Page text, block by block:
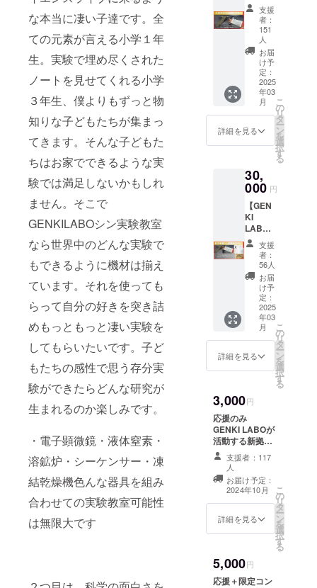
な本当に凄い子達です。全
ての元素が言える小学１年
生。実験で埋め尽くされた
ノートを見せてくれる小学
３年生、僕よりもずっと物
知りな子どもたちが集まっ
てきます。そんな子どもた
ちはお家でできるような実
験では満足しないかもしれ
ません。そこで
GENKILABOシン実験教室
なら世界中のどんな実験で
もできるように機材は揃え
ています。それを使っても
らって自分の好きを突き詰
めもっともっと凄い実験を
してもらいたいです。子ど
もたちの感性で思う存分実
験ができたらどんな研究が
生まれるのか楽しみです。
・電子顕微鏡・液体窒素・
溶鉱炉・シーケンサー・凍
結乾燥機色んな器具を組み
合わせての実験教室可能性
は無限大です
す。 さ
らに、
ロード
クロサ
イトの
原石も
セット
になっ
ていま
す！ 本
石と版
画を一
楽しみ
くださ
い。 こ
ちらの
版画
は、
GENKI
LABO
クラウ
ドファ
ンディ
ングの
みの販
売とな
りま
す。 限
定100枚
です
が、実
購入数
分のみ
の限定
制作と
なりま
す。
(例)30
枚販売
の場
合 エ
ション
は〇/30
※エディ
ナン
バーは
しま
す。 午
前午後
の振り
分けは
人数状
況を見
て決め
させて
す。 午
前午後
参加で
きない
場合、
ご相談
くださ
い。 保
険加入
あり(追
加費用
は発生
しませ
による
対応の
変更に
大雨、
または
による
河川の
増水が
ある場
GENKI
のラボ
での化
石発掘
体験を
合場所
の変更
も？
https://
youtu.b
e/pwdjd
ZViSvI?
feature
=share
d ラン
ダム10
種セッ
届けし
ます。
ものが
入って
いま
す。）
※ケース
に入っ
た状態
で届き
ます。
※写真以
外の元
素が含
まれる
場合も
完全ラ
ンダム
素の種
類を指
定いた
だくこ
とはで
きませ
複数点
購入い
ただい
た場合
る可能
性があ
りま
LABO
人気商
品セッ
ト】 限
定記念
ネクタ
イ＋限
定記念
ver.飛び
出る周
期表
ボール
オンラ
イン
プでも
人気の
高い2商
品を、
クラウ
ドファ
ンディ
ング限
定デザ
インで
お届け
しま
す！ ・
限定記
柄ブ
GENKI
LABO
ファン
の中で
気のベ
ンゼン
シリー
ズが、
クラウ
ドファ
ング限
定特別
バー
支援
者：
151
人
お届
け予
定：
2025
年03
月
詳細を見る
こ
の
リ
タ
ー
ン
を
選
択
す
る
30,
000 円
【GEN
KI
LABO
研究員
完全
セッ
ト】ロ
ゴ入り
白衣＋
限定記
念ネク
タイ＋
限定記
念ver.飛
び出る
ペン＋
ルナン
バー付
き
GENKI
会員証
GENKI
LABO
さん応
援した
はぜひ
こちら
支援
者：
56人
お届
け予
定：
2025
年03
月
詳細を見る
こ
の
リ
タ
ー
ン
を
選
択
す
る
3,000円
応援のみ
GENKI LABOが
活動する新拠点
の制作支援 心ば
かりではござい
ますがお礼の
メールをお送り
させて頂きま
支援者：117
人
お届け予定：
2024年10月
詳細を見る
こ
の
リ
タ
ー
ン
を
選
択
す
る
5,000円
応援＋限定コン